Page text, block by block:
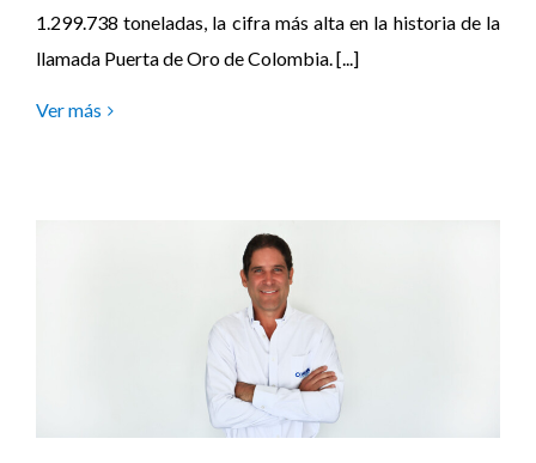
1.299.738 toneladas, la cifra más alta en la historia de la
llamada Puerta de Oro de Colombia. [...]
Ver más